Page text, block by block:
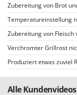
McCulloch
MCH
Michelin
Mille
Minox
Mockmill
Zubereitung von Brot
Temperatureinstellung
Zubereitung von
Verchromter Grillrost
Produziert etwas zuviel
Alle Kundenvideos